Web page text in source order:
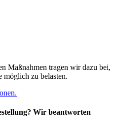
Maßnahmen tragen wir dazu bei,
zu belasten.
Wir beantworten